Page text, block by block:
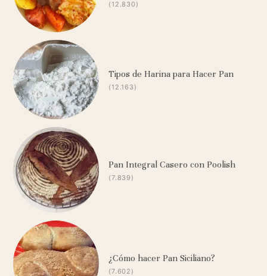
(12.830)
Tipos de Harina para Hacer Pan
(12.163)
Pan Integral Casero con Poolish
(7.839)
¿Cómo hacer Pan Siciliano?
(7.602)